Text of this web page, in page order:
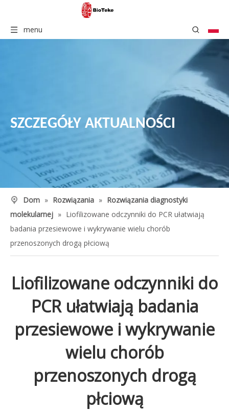
menu
SZCZEGÓŁY AKTUALNOŚCI
Dom » Rozwiązania » Rozwiązania diagnostyki
molekularnej » Liofilizowane odczynniki do PCR ułatwiają
badania przesiewowe i wykrywanie wielu chorób
przenoszonych drogą płciową
Liofilizowane odczynniki do
PCR ułatwiają badania
przesiewowe i wykrywanie
wielu chorób
przenoszonych drogą
płciową